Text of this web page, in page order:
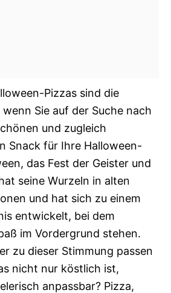
Pizzas sind die
Sie auf der Suche nach
und zugleich
Snack für Ihre Halloween-
das Fest der Geister und
seine Wurzeln in alten
und hat sich zu einem
entwickelt, bei dem
im Vordergrund stehen.
zu dieser Stimmung passen
nicht nur köstlich ist,
anpassbar? Pizza,